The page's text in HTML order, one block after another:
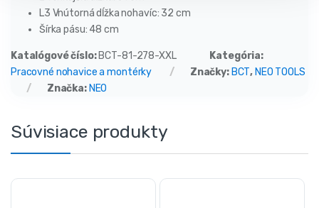
L3 Vnútorná dĺžka nohavíc: 32 cm
Šírka pásu: 48 cm
Katalógové číslo: BCT-81-278-XXL
Kategória:
Pracovné nohavice a montérky
Značky: BCT, NEO TOOLS
Značka: NEO
Súvisiace produkty